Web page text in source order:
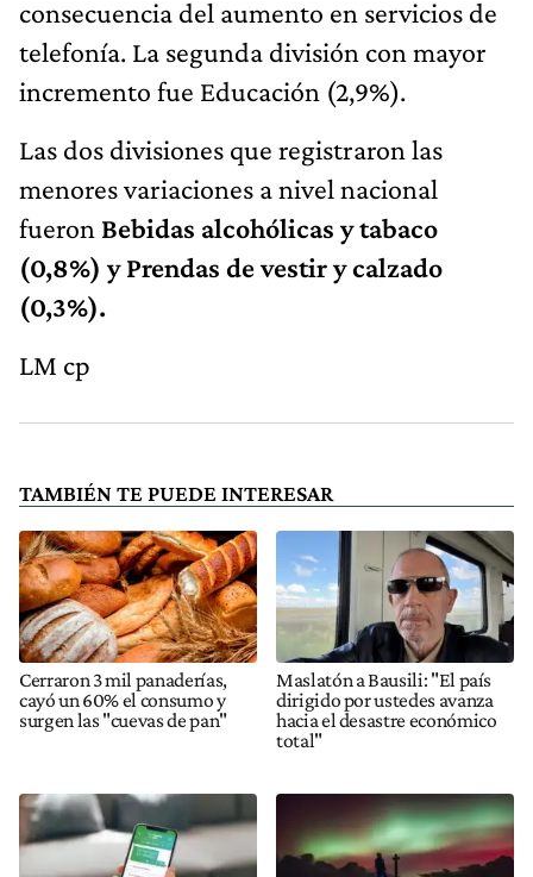
consecuencia del aumento en servicios de
telefonía. La segunda división con mayor
incremento fue Educación (2,9%).
Las dos divisiones que registraron las
menores variaciones a nivel nacional
fueron Bebidas alcohólicas y tabaco
(0,8%) y Prendas de vestir y calzado
(0,3%).
LM cp
TAMBIÉN TE PUEDE INTERESAR
Cerraron 3 mil panaderías,
cayó un 60% el consumo y
surgen las "cuevas de pan"
Maslatón a Bausili: "El país
dirigido por ustedes avanza
hacia el desastre económico
total"